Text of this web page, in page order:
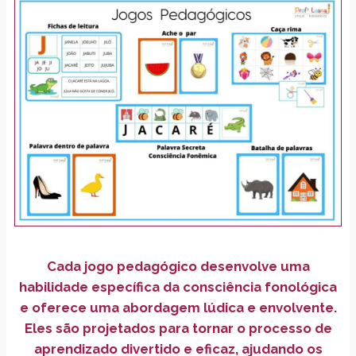
Cada jogo pedagógico desenvolve uma
habilidade específica da consciência fonológica
e oferece uma abordagem lúdica e envolvente.
Eles são projetados para tornar o processo de
aprendizado divertido e eficaz, ajudando os